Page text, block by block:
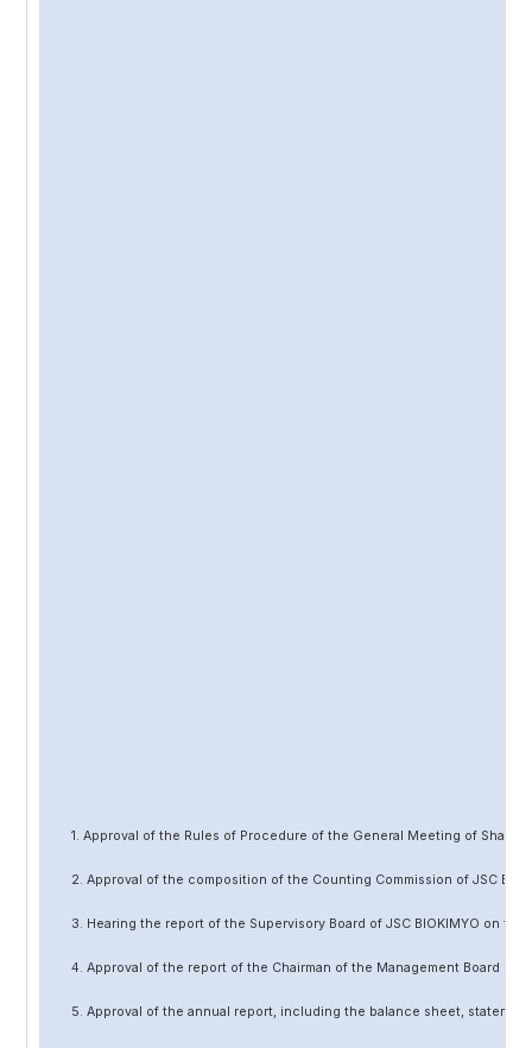
1. Approval of the Rules of Procedure of the General Meeting of
2. Approval of the composition of the Counting Commission of JSC
3. Hearing the report of the Supervisory Board of JSC BIOKIMYO on
4. Approval of the report of the Chairman of the Management Board
5. Approval of the annual report, including the balance sheet,